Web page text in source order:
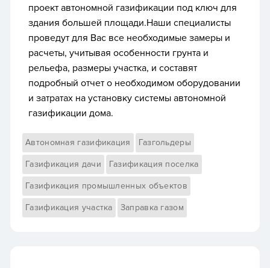
проект автономной газификации под ключ для
здания большей площади.Наши специалисты
проведут для Вас все необходимые замеры и
расчеты, учитывая особенности грунта и
рельефа, размеры участка, и составят
подробный отчет о необходимом оборудовании
и затратах на установку системы автономной
газификации дома.
Автономная газификация Газгольдеры
Газификация дачи Газификация поселка
Газификация промышленных объектов
Газификация участка Заправка газом